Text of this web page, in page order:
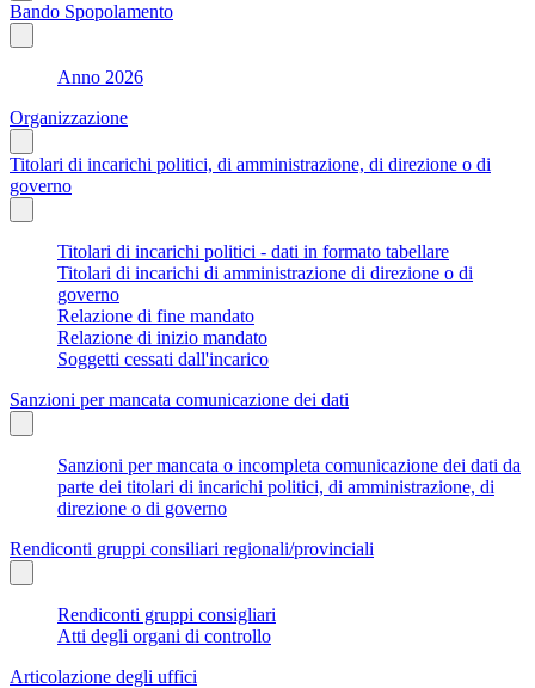
Bando Spopolamento
Anno 2026
Organizzazione
Titolari di incarichi politici, di amministrazione, di direzione o di
governo
Titolari di incarichi politici - dati in formato tabellare
Titolari di incarichi di amministrazione di direzione o di
governo
Relazione di fine mandato
Relazione di inizio mandato
Soggetti cessati dall'incarico
Sanzioni per mancata comunicazione dei dati
Sanzioni per mancata o incompleta comunicazione dei dati da
parte dei titolari di incarichi politici, di amministrazione, di
direzione o di governo
Rendiconti gruppi consiliari regionali/provinciali
Rendiconti gruppi consigliari
Atti degli organi di controllo
Articolazione degli uffici